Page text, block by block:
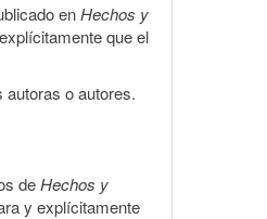
enHechos y
que el
autoras o autores.
deHechos y
y explícitamente